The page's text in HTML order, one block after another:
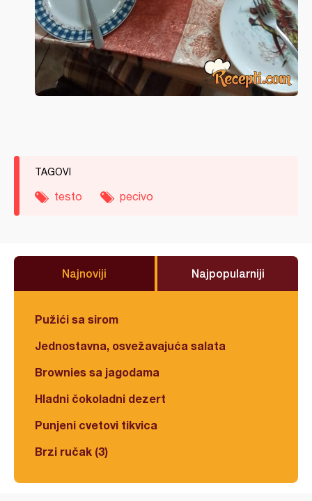
TAGOVI
testo pecivo
Najnoviji Najpopularniji
Pužići sa sirom
Jednostavna, osvežavajuća salata
Brownies sa jagodama
Hladni čokoladni dezert
Punjeni cvetovi tikvica
Brzi ručak (3)